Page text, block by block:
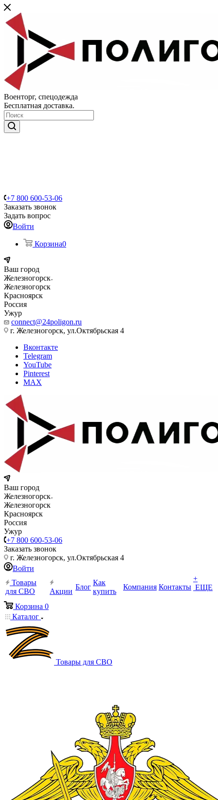
Военторг, спецодежда
Бесплатная доставка.
+7 800 600-53-06
Заказать звонок
Задать вопрос
Войти
Корзина0
Ваш город
Железногорск
Железногорск
Красноярск
Россия
Ужур
connect@24poligon.ru
г. Железногорск, ул.Октябрьская 4
Вконтакте
Telegram
YouTube
Pinterest
MAX
Ваш город
Железногорск
Железногорск
Красноярск
Россия
Ужур
+7 800 600-53-06
Заказать звонок
г. Железногорск, ул.Октябрьская 4
Войти
Товары
для СВО
Акции
Блог
Как
купить
Компания Контакты
+
ЕЩЕ
Корзина 0
Каталог
Товары для СВО